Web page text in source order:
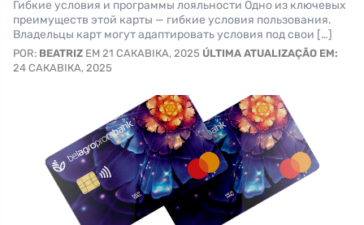
Гибкие условия и программы лояльности Одно из ключевых
преимуществ этой карты — гибкие условия пользования.
Владельцы карт могут адаптировать условия под свои […]
POR: BEATRIZ EM 21 САКАВІКА, 2025 ÚLTIMA ATUALIZAÇÃO EM:
24 САКАВІКА, 2025